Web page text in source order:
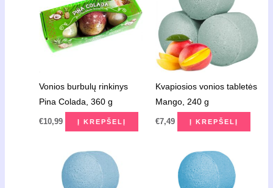
Vonios burbulų rinkinys
Pina Colada, 360 g
€10,99 Į KREPŠELĮ
Kvapiosios vonios tabletės
Mango, 240 g
€7,49 Į KREPŠELĮ